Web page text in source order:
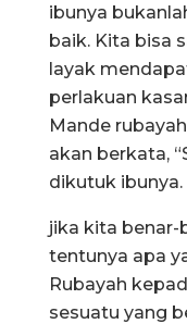
ibunya
baik. Kita bisa
layak
perlakuan
Mande
akan berkata,
dikutuk ibunya.
jika kita benar-
tentunya apa
Rubayah
sesuatu yang